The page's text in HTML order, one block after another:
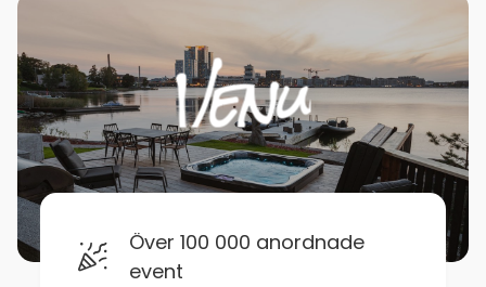
Över 100 000 anordnade
event